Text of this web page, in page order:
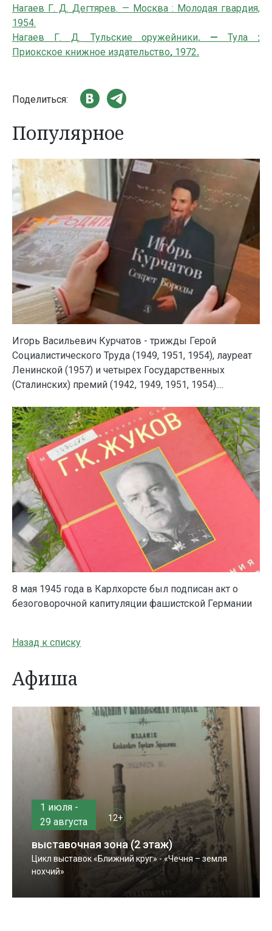
Нагаев Г. Д.Дегтярев. — Москва : Молодая гвардия,
1954.
Нагаев Г. Д. Тульские оружейники. — Тула :
Приокское книжное издательство, 1972.
Поделиться:
Популярное
Игорь Васильевич Курчатов - трижды Герой
Социалистического Труда (1949, 1951, 1954), лауреат
Ленинской (1957) и четырех Государственных
(Сталинских) премий (1942, 1949, 1951, 1954)....
8 мая 1945 года в Карлхорсте был подписан акт о
безоговорочной капитуляции фашистской Германии
Назад к списку
Афиша
1 июля -
29 августа
12+
выставочная зона (2 этаж)
Цикл выставок «Ближний круг» - «Чечня – земля
нохчий»